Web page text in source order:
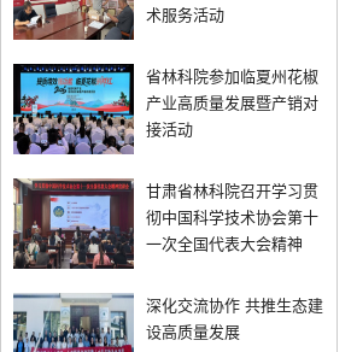
术服务活动
省林科院参加临夏州花椒
产业高质量发展暨产销对
接活动
甘肃省林科院召开学习贯
彻中国科学技术协会第十
一次全国代表大会精神
深化交流协作 共推生态建
设高质量发展